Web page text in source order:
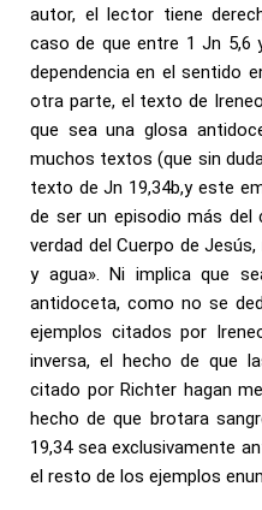
autor, el lector tiene
caso de que entre 1 Jn 5,6
dependencia en el sentido
otra parte, el texto de
que sea una glosa
muchos textos (que sin
texto de Jn 19,34b,y este
de ser un episodio más del
verdad del Cuerpo de
y agua». Ni implica que
antidoceta, como no se
ejemplos citados por
inversa, el hecho de que
citado por Richter hagan
hecho de que brotara
19,34 sea exclusivamente
el resto de los ejemplos